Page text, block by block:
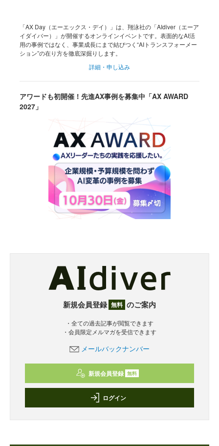
「AX Day（エーエックス・デイ）」は、翔泳社の「AIdiver（エーア
イダイバー）」が開催するオンラインイベントです。表面的なAI活
用の事例ではなく、事業成長にまで結びつく“AIトランスフォーメー
ション”の在り方を徹底深掘りします。
詳細・申し込み
アワードも初開催！先進AX事例を募集中「AX AWARD
2027」
新規会員登録 無料 のご案内
・全ての過去記事が閲覧できます
・会員限定メルマガを受信できます
メールバックナンバー
新規会員登録 無料
ログイン